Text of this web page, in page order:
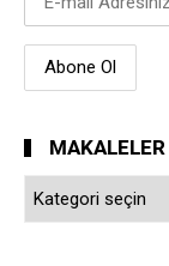
MAKALELER
Makaleler